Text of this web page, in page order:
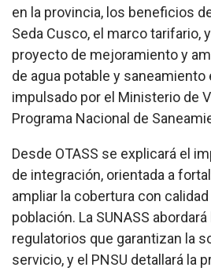
en la provincia, los beneficios
Seda Cusco, el marco tarifario,
proyecto de mejoramiento y
de agua potable y saneamiento
impulsado por el Ministerio de
Programa Nacional de
Desde OTASS se explicará el
de integración, orientada a
ampliar la cobertura con
población. La SUNASS
regulatorios que garantizan la
servicio, y el PNSU detallará la